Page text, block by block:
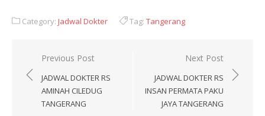
Category: Jadwal Dokter Tag: Tangerang
Post
navigation
Previous Post
JADWAL DOKTER RS
AMINAH CILEDUG
TANGERANG
Next Post
JADWAL DOKTER RS
INSAN PERMATA PAKU
JAYA TANGERANG